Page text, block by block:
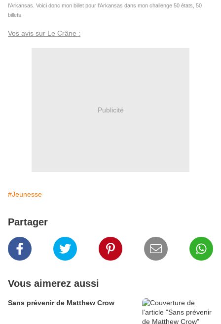
l'Arkansas. Voici donc mon billet pour l'Arkansas dans mon challenge 50 états, 50
billets.
Vos avis sur Le Crâne :
Publicité
#Jeunesse
Partager
Vous aimerez aussi
Sans prévenir de Matthew Crow